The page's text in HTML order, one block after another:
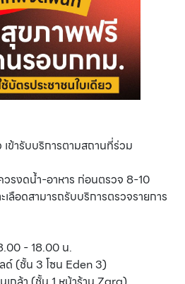
เข้ารับบริการตามสถานที่ร่วม
วรงดน้ำ-อาหาร ก่อนตรวจ 8-10
เลือดสามารถรับบริการตรวจรายการ
- 18.00 น.
ด์ (ชั้น 3 โซน Eden 3)